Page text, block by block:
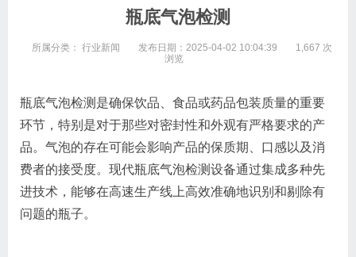
瓶底气泡检测
所属分类： 行业新闻 发布日期：2025-04-02 10:04:39
1,667 次
浏览
瓶底气泡检测是确保饮品、食品或药品包装质量的重要
环节，特别是对于那些对密封性和外观有严格要求的产
品。气泡的存在可能会影响产品的保质期、口感以及消
费者的接受度。现代瓶底气泡检测设备通过集成多种先
进技术，能够在高速生产线上高效准确地识别和剔除有
问题的瓶子。